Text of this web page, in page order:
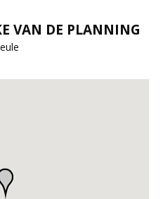
VAN DE PLANNING